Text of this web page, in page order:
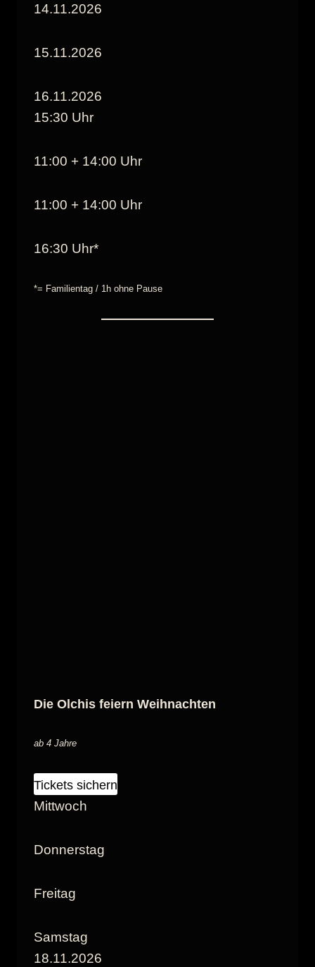
14.11.2026
15.11.2026
16.11.2026
15:30 Uhr
11:00 + 14:00 Uhr
11:00 + 14:00 Uhr
16:30 Uhr*
*= Familientag / 1h ohne Pause
Die Olchis feiern Weihnachten
ab 4 Jahre
Tickets sichern
Mittwoch
Donnerstag
Freitag
Samstag
18.11.2026